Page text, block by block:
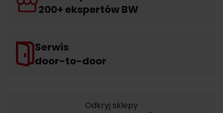
200+ ekspertów BW
Serwis
door-to-door
Odkryj sklepy